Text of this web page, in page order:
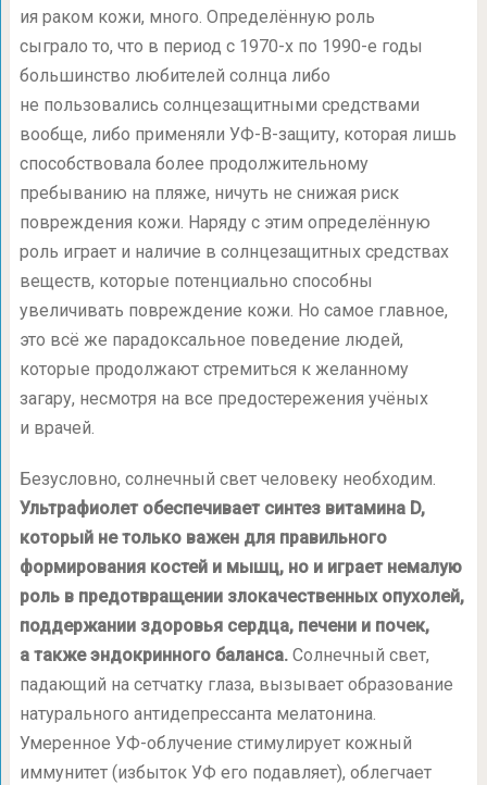
ия раком кожи, много. Определённую роль
сыграло то, что в период с 1970-хпо 1990-е годы
большинство любителей солнца либо
не пользовались солнцезащитными средствами
вообще, либо применяли УФ-В-защиту, которая лишь
способствовала более продолжительному
пребыванию на пляже, ничуть не снижая риск
повреждения кожи. Наряду с этим определённую
роль играет и наличие в солнцезащитных средствах
веществ, которые потенциально способны
увеличивать повреждение кожи. Но самое главное,
это всё же парадоксальное поведение людей,
которые продолжают стремиться к желанному
загару, несмотря на все предостережения учёных
и врачей.
Безусловно, солнечный свет человеку необходим.
Ультрафиолет обеспечивает синтез витамина D,
который не только важен для правильного
формирования костей и мышц, но и играет немалую
роль в предотвращении злокачественных опухолей,
поддержании здоровья сердца, печени и почек,
а также эндокринного баланса.Солнечный свет,
падающий на сетчатку глаза, вызывает образование
натурального антидепрессанта мелатонина.
Умеренное УФ-облучение стимулирует кожный
иммунитет (избыток УФ его подавляет), облегчает